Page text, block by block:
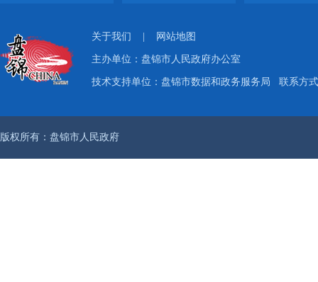
关于我们 网站地图
主办单位：盘锦市人民政府办公室
技术支持单位：盘锦市数据和政务服务局 联系方
版权所有：盘锦市人民政府